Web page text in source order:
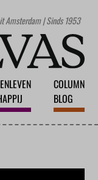
Amsterdam | Sinds 1953
COLUMN
BLOG